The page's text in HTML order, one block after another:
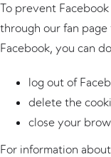
To prevent
through our fan
Facebook, you can
log out of
delete the
close your
For information